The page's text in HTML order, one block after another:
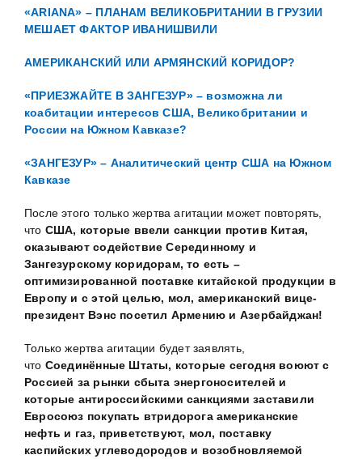
«ARIANA» – ПЛАНАМ ВЕЛИКОБРИТАНИИ В ГРУЗИИ
МЕШАЕТ ФАКТОР ИВАНИШВИЛИ
АМЕРИКАНСКИЙ ИЛИ АРМЯНСКИЙ КОРИДОР?
«ПРИЕЗЖАЙТЕ В ЗАНГЕЗУР» – возможна ли
коабитации интересов США, Великобритании и
России на Южном Кавказе?
«ЗАНГЕЗУР» – Аналитический центр США на Южном
Кавказе
После этого только жертва агитации может повторять,
что США, которые ввели санкции против Китая,
оказывают содействие Серединному и
Зангезурскому коридорам, то есть –
оптимизированной поставке китайской продукции в
Европу и с этой целью, мол, американский вице-
президент Вэнс посетил Армению и Азербайджан!
Только жертва агитации будет заявлять,
что Соединённые Штаты, которые сегодня воюют с
Россией за рынки сбыта энергоносителей и
которые антироссийскими санкциями заставили
Евросоюз покупать втридорога американские
нефть и газ, приветствуют, мол, поставку
каспийских углеводородов и возобновляемой